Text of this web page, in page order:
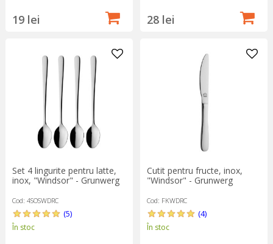
19 lei 28 lei
Set 4 lingurite pentru latte,
inox, "Windsor" - Grunwerg
Cod: 4SOSWDRC
(5)
În stoc
Cutit pentru fructe, inox,
"Windsor" - Grunwerg
Cod: FKWDRC
(4)
În stoc